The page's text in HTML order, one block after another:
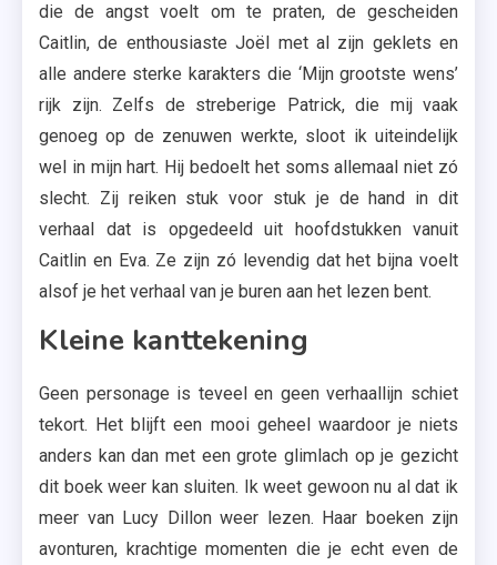
die de angst voelt om te praten, de gescheiden
Caitlin, de enthousiaste Joël met al zijn geklets en
alle andere sterke karakters die ‘Mijn grootste wens’
rijk zijn. Zelfs de streberige Patrick, die mij vaak
genoeg op de zenuwen werkte, sloot ik uiteindelijk
wel in mijn hart. Hij bedoelt het soms allemaal niet zó
slecht. Zij reiken stuk voor stuk je de hand in dit
verhaal dat is opgedeeld uit hoofdstukken vanuit
Caitlin en Eva. Ze zijn zó levendig dat het bijna voelt
alsof je het verhaal van je buren aan het lezen bent.
Kleine kanttekening
Geen personage is teveel en geen verhaallijn schiet
tekort. Het blijft een mooi geheel waardoor je niets
anders kan dan met een grote glimlach op je gezicht
dit boek weer kan sluiten. Ik weet gewoon nu al dat ik
meer van Lucy Dillon weer lezen. Haar boeken zijn
avonturen, krachtige momenten die je echt even de